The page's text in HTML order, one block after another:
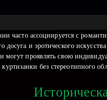
часто ассоциируется с
и эротического
могут проявлять свою
куртизанки без стереотипного